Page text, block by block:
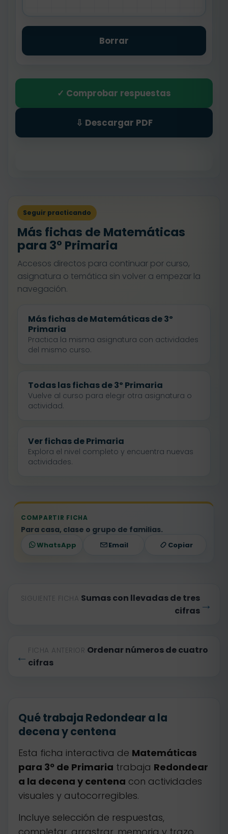
Borrar
✓ Comprobar respuestas
⇩ Descargar PDF
Seguir practicando
Más fichas de Matemáticas
para 3º Primaria
Accesos directos para continuar por curso,
asignatura o temática sin volver a empezar la
navegación.
Más fichas de Matemáticas de 3º
Primaria
Practica la misma asignatura con actividades
del mismo curso.
Todas las fichas de 3º Primaria
Vuelve al curso para elegir otra asignatura o
actividad.
Ver fichas de Primaria
Explora el nivel completo y encuentra nuevas
actividades.
COMPARTIR FICHA
Para casa, clase o grupo de familias.
WhatsApp Email Copiar
← FICHA ANTERIOR Ordenar números de cuatro
cifras
SIGUIENTE FICHA Sumas con llevadas de tres
cifras →
Qué trabaja Redondear a la
decena y centena
Esta ficha interactiva de Matemáticas
para 3º de Primaria trabaja Redondear
a la decena y centena con actividades
visuales y autocorregibles.
Incluye selección de respuestas,